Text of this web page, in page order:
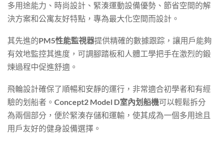
多用途能力、時尚設計、緊湊運動設備優勢、節省空間的解
決方案和公寓友好特點，專為最大化空間而設計。
其先進的PM5性能監視器提供精確的數據跟踪，讓用戶能夠
有效地監控其進度，可調腳踏板和人體工學把手在激烈的鍛
煉過程中促進舒適。
飛輪設計確保了順暢和安靜的運行，非常適合初學者和有經
驗的划船者。 Concept2 Model D室內划船機可以輕鬆拆分
為兩個部分，便於緊湊存儲和運輸，使其成為一個多用途且
用戶友好的健身設備選擇。